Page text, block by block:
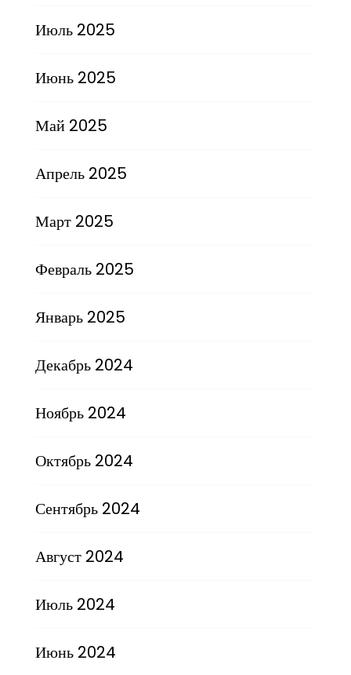
Июль 2025
Июнь 2025
Май 2025
Апрель 2025
Март 2025
Февраль 2025
Январь 2025
Декабрь 2024
Ноябрь 2024
Октябрь 2024
Сентябрь 2024
Август 2024
Июль 2024
Июнь 2024